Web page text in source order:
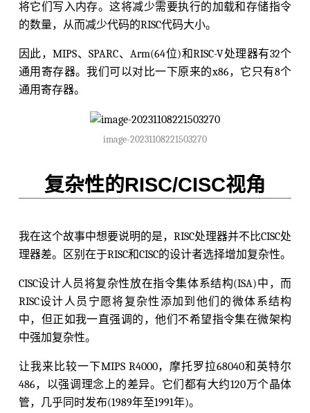
将它们写入内存。这将减少需要执行的加载和存储指令
的数量，从而减少代码的RISC代码大小。
因此，MIPS、SPARC、Arm(64位)和RISC-V处理器有32个
通用寄存器。我们可以对比一下原来的x86，它只有8个
通用寄存器。
image-20231108221503270
复杂性的RISC/CISC视角
我在这个故事中想要说明的是，RISC处理器并不比CISC处
理器差。区别在于RISC和CISC的设计者选择增加复杂性。
CISC设计人员将复杂性放在指令集体系结构(ISA)中，而
RISC设计人员宁愿将复杂性添加到他们的微体系结构
中，但正如我一直强调的，他们不希望指令集在微架构
中强加复杂性。
让我来比较一下MIPS R4000，摩托罗拉68040和英特尔
486，以强调理念上的差异。它们都有大约120万个晶体
管，几乎同时发布(1989年至1991年)。